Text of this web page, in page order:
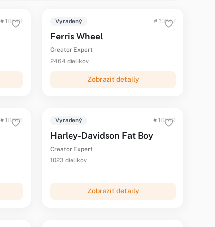
# 10248 Vyradený # 10247
Ferris Wheel
Creator Expert
2464 dielikov
Zobraziť detaily
# 10265 Vyradený # 10269
Harley-Davidson Fat Boy
Creator Expert
1023 dielikov
Zobraziť detaily